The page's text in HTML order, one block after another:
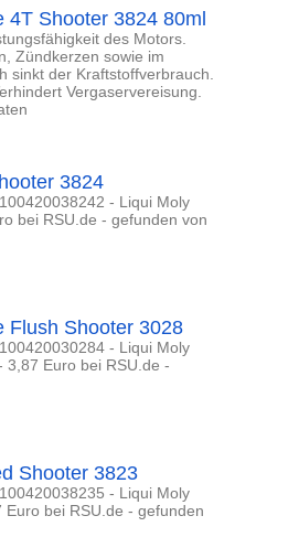
4T Shooter 3824 80ml
des Motors.
Zündkerzen sowie im
sinkt der Kraftstoffverbrauch.
Vergaservereisung.
3824
- Liqui Moly
bei RSU.de - gefunden von
Flush Shooter 3028
- Liqui Moly
3,87 Euro bei RSU.de -
Shooter 3823
- Liqui Moly
bei RSU.de - gefunden